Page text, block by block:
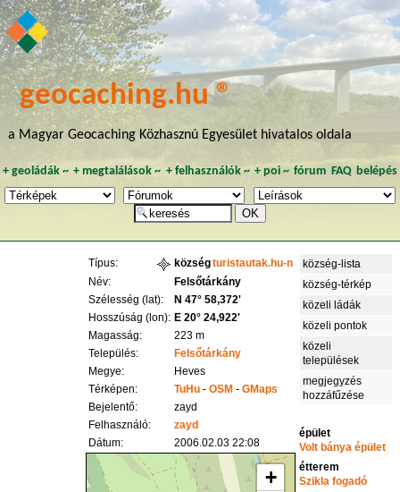
geocaching.hu ®
a Magyar Geocaching Közhasznú Egyesület hivatalos oldala
+ geoládák~ +megtalálások ~ + felhasználók~ + poi~ fórum FAQ belépés
Típus: községturistautak.hu-n
Név:
Felsőtárkány
Szélesség (lat):
N 47° 58,372'
Hosszúság (lon): E 20° 24,922'
Magasság:
223 m
Település:
Felsőtárkány
Megye:
Heves
Térképen:
TuHu -OSM -GMaps
Bejelentő:
zayd
Felhasználó:
zayd
Dátum:
2006.02.03 22:08
+
község-lista
község-térkép
közeli ládák
közeli pontok
közeli
települések
megjegyzés
hozzáfűzése
épület
Volt bánya épület
étterem
Szikla fogadó